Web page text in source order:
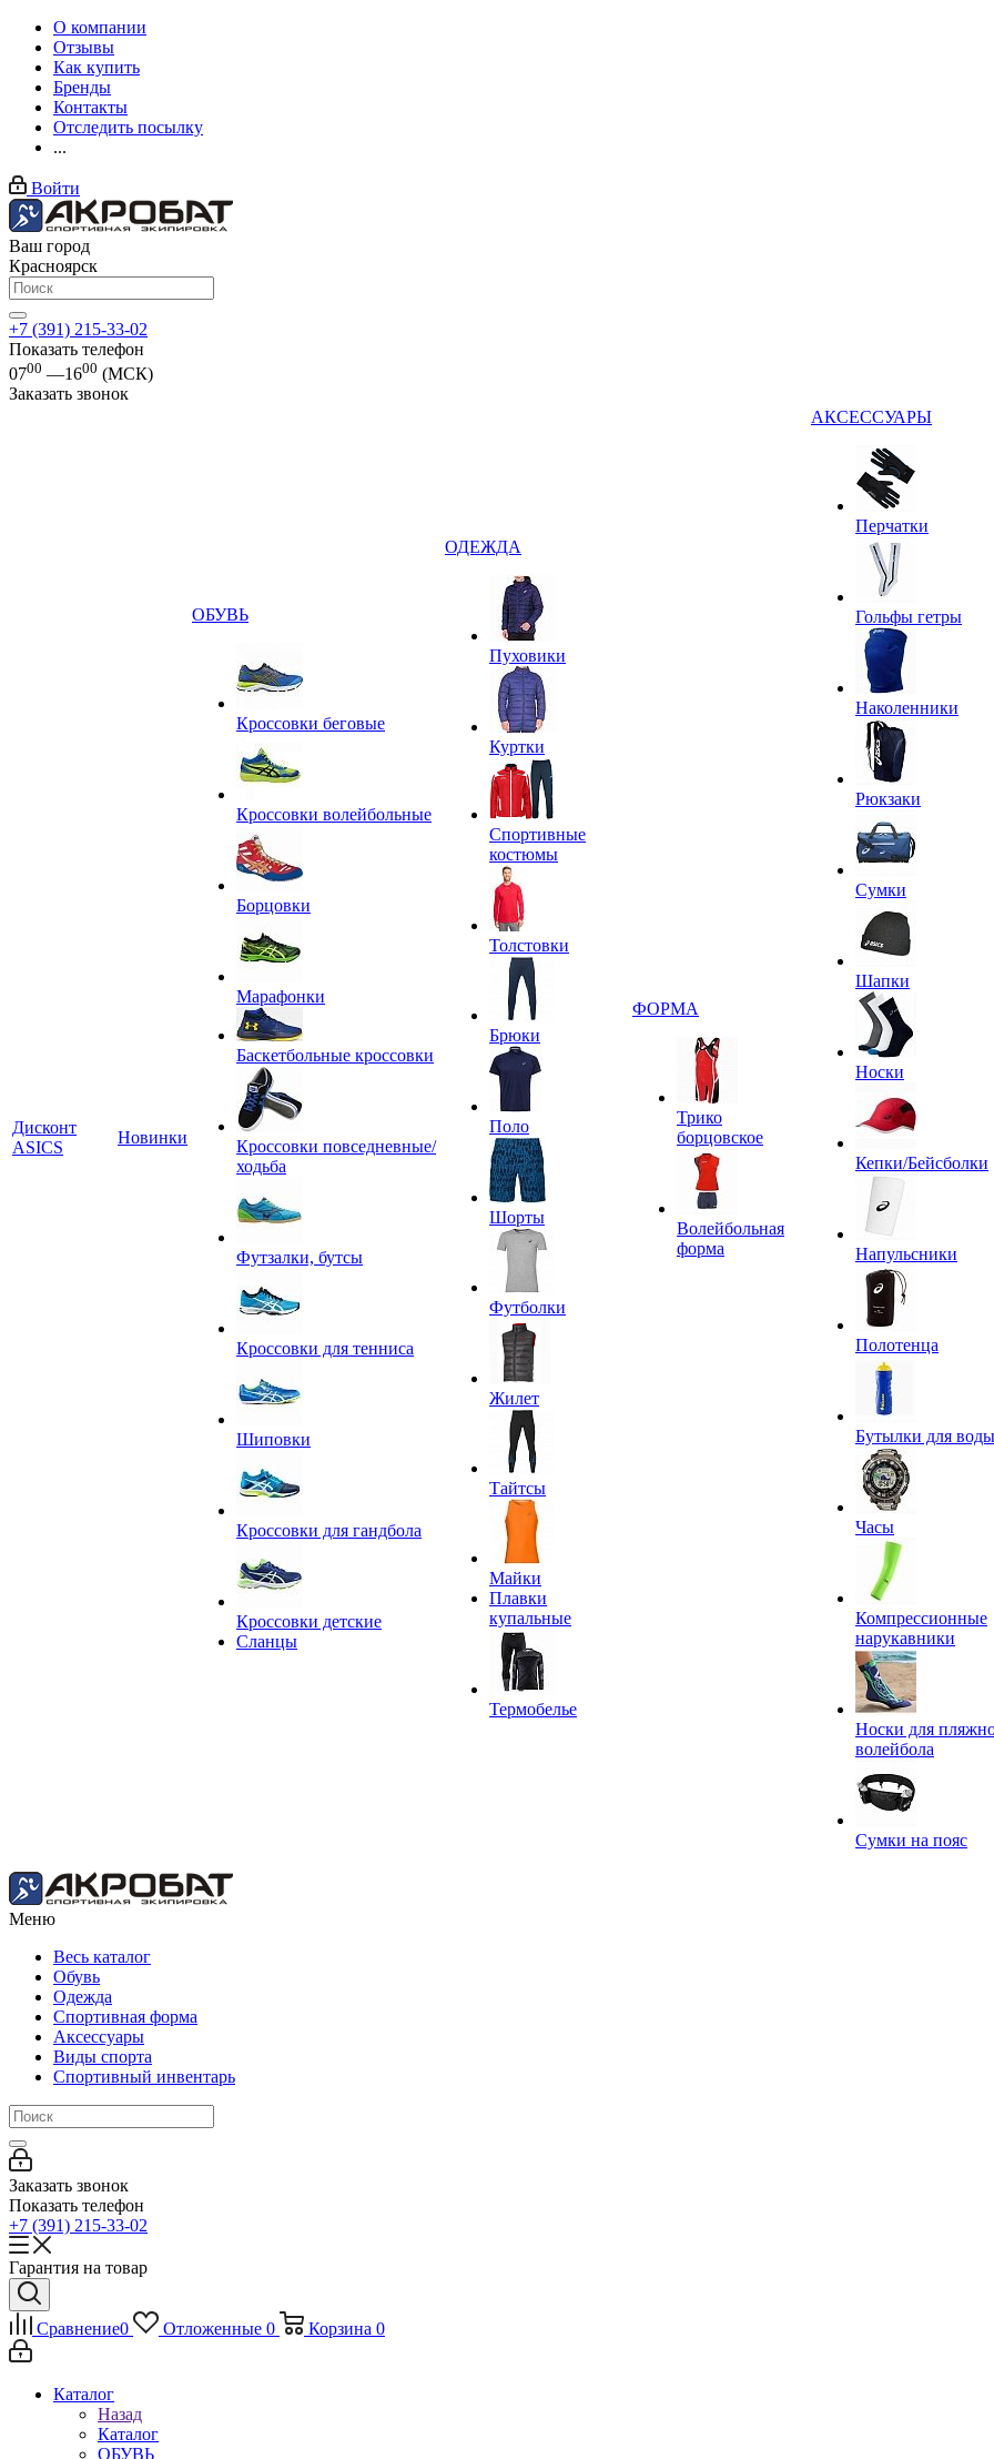
О компании
Отзывы
Как купить
Бренды
Контакты
Отследить посылку
...
Войти
Ваш город
Красноярск
+7 (391) 215-33-02
Показать телефон
0700 —1600 (МСК)
Заказать звонок
Дисконт
ASICS
Новинки
ОБУВЬ
Кроссовки беговые
Кроссовки волейбольные
Борцовки
Марафонки
Баскетбольные кроссовки
Кроссовки повседневные/
ходьба
Футзалки, бутсы
Кроссовки для тенниса
Шиповки
Кроссовки для гандбола
Кроссовки детские
Сланцы
ОДЕЖДА
Пуховики
Куртки
Спортивные
костюмы
Толстовки
Брюки
Поло
Шорты
Футболки
Жилет
Тайтсы
Майки
Плавки
купальные
Термобелье
ФОРМА
Трико
борцовское
Волейбольная
форма
АКСЕССУАРЫ
Перчатки
Гольфы гетры
Наколенники
Рюкзаки
Сумки
Шапки
Носки
Кепки/Бейсболки
Напульсники
Полотенца
Бутылки для воды
Часы
Компрессионные
нарукавники
Носки для
волейбола
Сумки на пояс
Меню
Весь каталог
Обувь
Одежда
Спортивная форма
Аксессуары
Виды спорта
Спортивный инвентарь
Заказать звонок
Показать телефон
+7 (391) 215-33-02
Гарантия на товар
Сравнение0 Отложенные 0 Корзина 0
Каталог
Назад
Каталог
ОБУВЬ